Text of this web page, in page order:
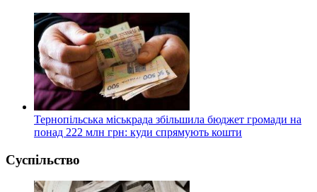
Тернопільська міськрада збільшила бюджет громади на
понад 222 млн грн: куди спрямують кошти
Суспільство